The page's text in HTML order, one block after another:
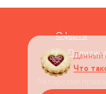
Оферта
Данный
Что